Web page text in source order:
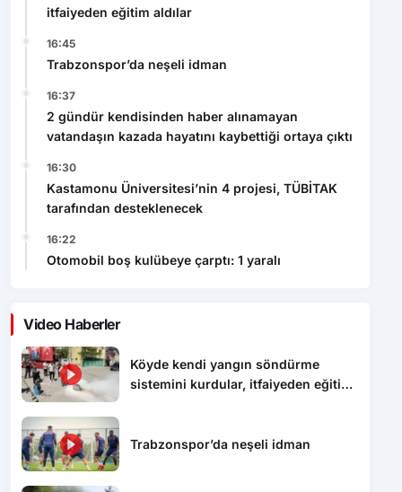
itfaiyeden eğitim aldılar
16:45
Trabzonspor’da neşeli idman
16:37
2 gündür kendisinden haber alınamayan
vatandaşın kazada hayatını kaybettiği ortaya çıktı
16:30
Kastamonu Üniversitesi’nin 4 projesi, TÜBİTAK
tarafından desteklenecek
16:22
Otomobil boş kulübeye çarptı: 1 yaralı
Video Haberler
Köyde kendi yangın söndürme
sistemini kurdular, itfaiyeden eğitim
Trabzonspor’da neşeli idman